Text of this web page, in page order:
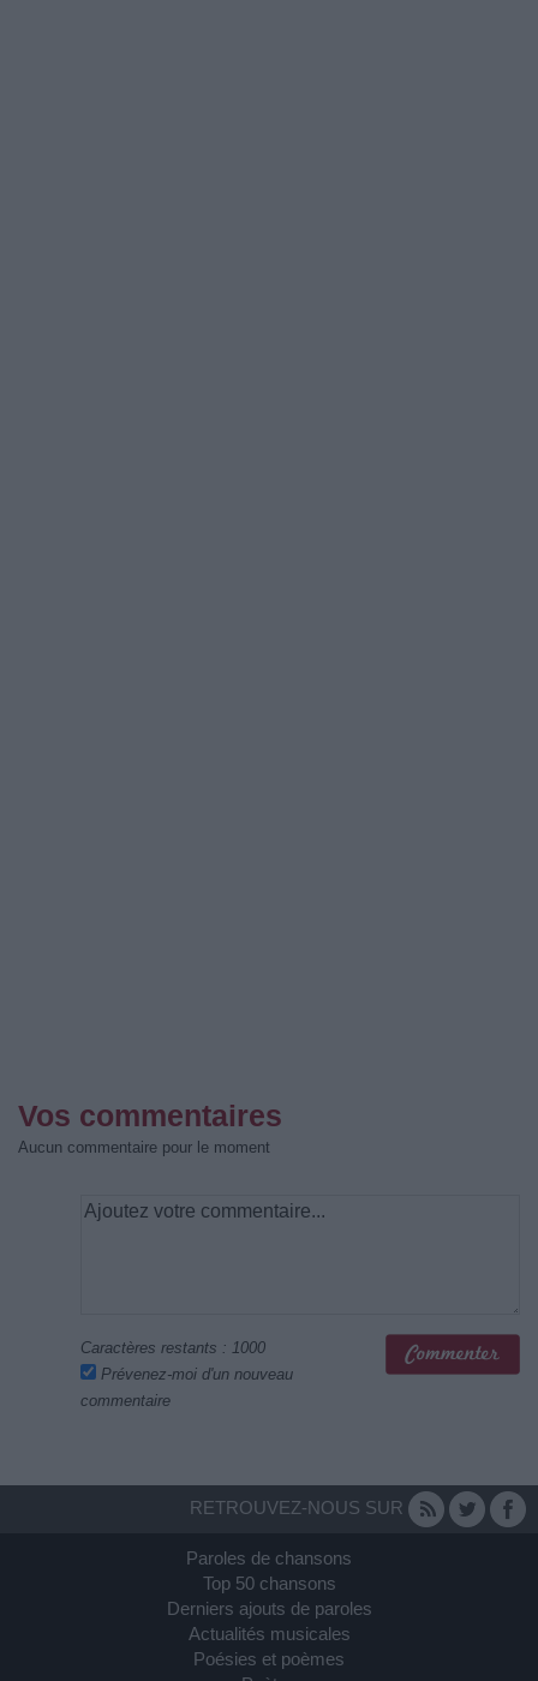
Vos commentaires
Aucun commentaire pour le moment
Caractères restants : 1000
Prévenez-moi d'un nouveau
commentaire
RETROUVEZ-NOUS SUR
Paroles de chansons
Top 50 chansons
Derniers ajouts de paroles
Actualités musicales
Poésies et poèmes